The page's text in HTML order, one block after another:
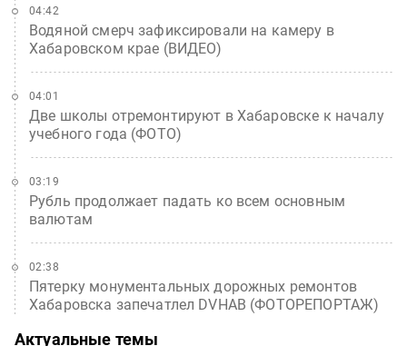
Водяной смерч зафиксировали на камеру в
Хабаровском крае (ВИДЕО)
04:42
Две школы отремонтируют в Хабаровске к началу
учебного года (ФОТО)
04:01
Рубль продолжает падать ко всем основным
валютам
03:19
Пятерку монументальных дорожных ремонтов
Хабаровска запечатлел DVHAB (ФОТОРЕПОРТАЖ)
02:38
Актуальные темы